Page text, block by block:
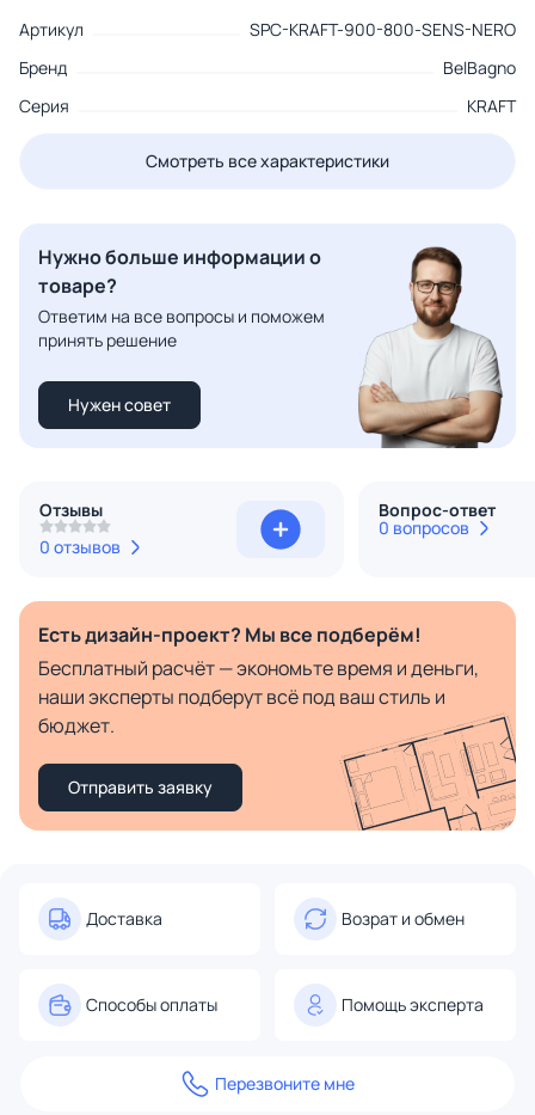
Артикул
SPC-KRAFT-900-800-SENS-NERO
Бренд
BelBagno
Серия
KRAFT
Смотреть все характеристики
Нужно больше информации о
товаре?
Ответим на все вопросы и поможем
принять решение
Нужен совет
Отзывы
0 отзывов
Вопрос-ответ
0 вопросов
Есть дизайн-проект? Мы все подберём!
Бесплатный расчёт — экономьте время и деньги,
наши эксперты подберут всё под ваш стиль и
бюджет.
Отправить заявку
Доставка Возрат и обмен
Способы оплаты Помощь эксперта
Перезвоните мне